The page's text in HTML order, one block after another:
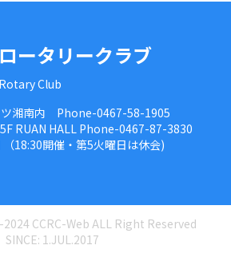
ータリークラブ
Club
湘南内 Phone-0467-58-1905
RUAN HALL Phone-0467-87-3830
18:30開催・第5火曜日は休会)
CCRC-Web ALL Right Reserved
SINCE: 1.JUL.2017